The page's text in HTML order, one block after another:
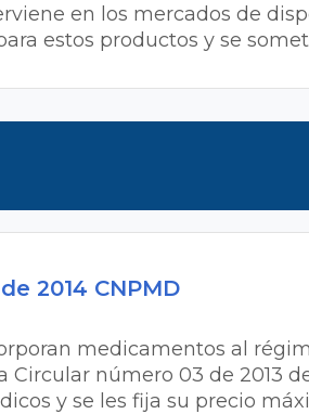
en los mercados de
estos productos y se
2014 CNPMD
medicamentos al
Circular número 03 de 2013
y se les fija su precio